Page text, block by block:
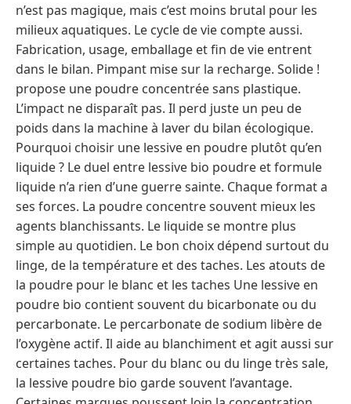
n’est pas magique, mais c’est moins brutal pour les
milieux aquatiques. Le cycle de vie compte aussi.
Fabrication, usage, emballage et fin de vie entrent
dans le bilan. Pimpant mise sur la recharge. Solide !
propose une poudre concentrée sans plastique.
L’impact ne disparaît pas. Il perd juste un peu de
poids dans la machine à laver du bilan écologique.
Pourquoi choisir une lessive en poudre plutôt qu’en
liquide ? Le duel entre lessive bio poudre et formule
liquide n’a rien d’une guerre sainte. Chaque format a
ses forces. La poudre concentre souvent mieux les
agents blanchissants. Le liquide se montre plus
simple au quotidien. Le bon choix dépend surtout du
linge, de la température et des taches. Les atouts de
la poudre pour le blanc et les taches Une lessive en
poudre bio contient souvent du bicarbonate ou du
percarbonate. Le percarbonate de sodium libère de
l’oxygène actif. Il aide au blanchiment et agit aussi sur
certaines taches. Pour du blanc ou du linge très sale,
la lessive poudre bio garde souvent l’avantage.